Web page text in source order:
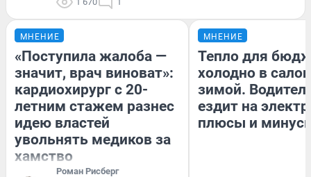
МНЕНИЕ
«Поступила жалоба —
значит, врач виноват»:
кардиохирург с 20-
летним стажем разнес
идею властей
увольнять медиков за
хамство
Роман Рисберг
МНЕНИЕ
Тепло для
холодно в
зимой.
ездит на
плюсы и